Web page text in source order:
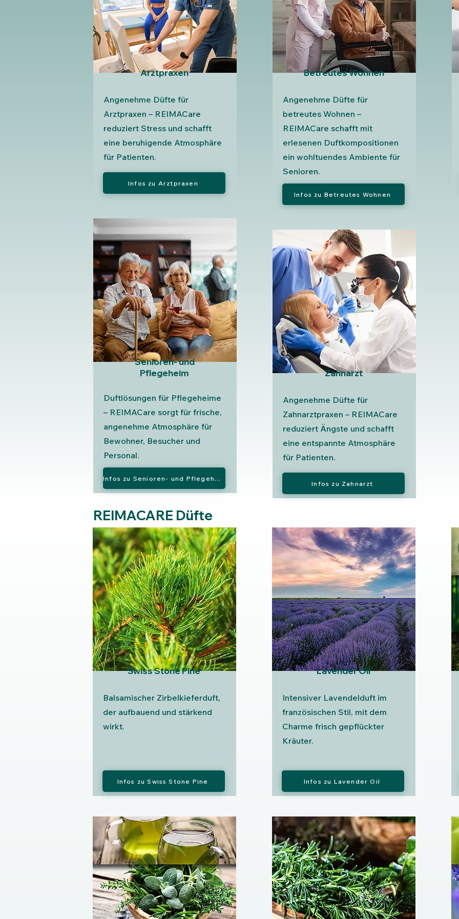
Arztpraxen
Angenehme Düfte für
Arztpraxen – REIMACare
reduziert Stress und schafft
eine beruhigende Atmosphäre
für Patienten.
Infos zu Arztpraxen
Senioren- und
Pflegeheim
Duftlösungen für Pflegeheime
– REIMACare sorgt für frische,
angenehme Atmosphäre für
Bewohner, Besucher und
Personal.
Infos zu Senioren- und Pflegeheim
Betreutes Wohnen
Angenehme Düfte für
betreutes Wohnen –
REIMACare schafft mit
erlesenen Duftkompositionen
ein wohltuendes Ambiente für
Senioren.
Infos zu Betreutes Wohnen
Zahnarzt
Angenehme Düfte für
Zahnarztpraxen – REIMACare
reduziert Ängste und schafft
eine entspannte Atmosphäre
für Patienten.
Infos zu Zahnarzt
REIMACARE Düfte
Swiss Stone Pine
Balsamischer Zirbelkieferduft,
der aufbauend und stärkend
wirkt.
Infos zu Swiss Stone Pine
Lavender Oil
Intensiver Lavendelduft im
französischen Stil, mit dem
Charme frisch gepflückter
Kräuter.
Infos zu Lavender Oil